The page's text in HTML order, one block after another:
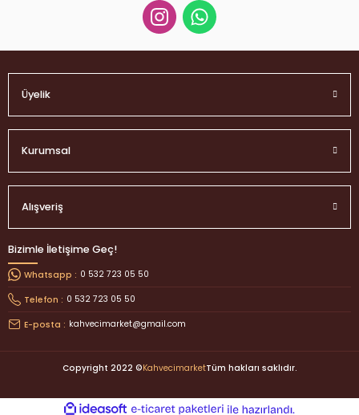
Gönder
Üyelik
Kurumsal
Alışveriş
Bizimle İletişime Geç!
Whatsapp : 0 532 723 05 50
Telefon : 0 532 723 05 50
E-posta : kahvecimarket@gmail.com
Copyright 2022 ©KahvecimarketTüm hakları saklıdır.
ideasoft e-